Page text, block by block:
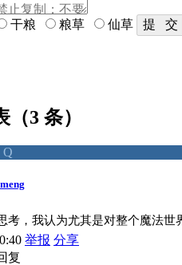
干粮 粮草 仙草
3 条）
Q
，我认为尤其是对整个魔法世
举报 分享
复